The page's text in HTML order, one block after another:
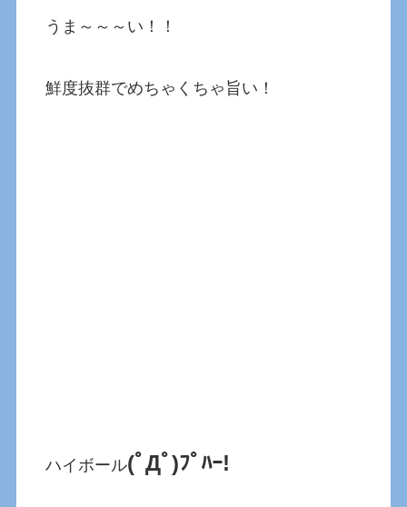
うま～～～い！！
鮮度抜群でめちゃくちゃ旨い！
ハイボール(ﾟДﾟ)ﾌﾟﾊｰ!